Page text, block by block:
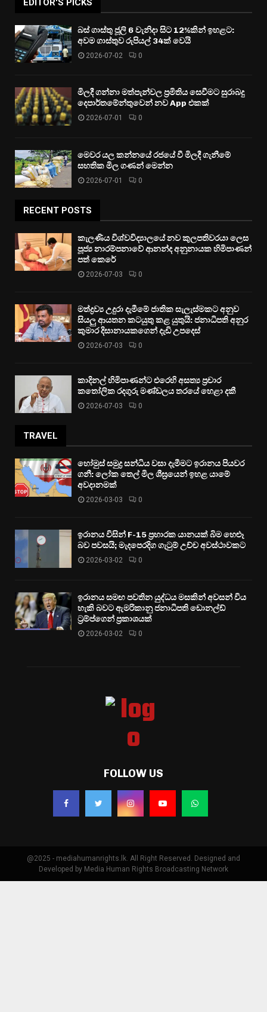
EDITOR'S PICKS
බස් ගාස්තු ජූලි 6 වැනිදා සිට 12%කින් ඉහළට:
අවම ගාස්තුව රුපියල් 34ක් වෙයි
2026-07-02 0
මිලදී ගන්නා මත්පැන්වල ප්‍රමිතිය සෙවීමට සුරාබදු
දෙපාර්තමේන්තුවෙන් නව App එකක්
2026-07-01 0
මෙවර යල කන්නයේ රජයේ වී මිලදී ගැනීමේ
සහතික මිල ගණන් මෙන්න
2026-07-01 0
RECENT POSTS
කැලණිය විශ්වවිද්‍යාලයේ නව කුලපතිවරයා ලෙස
පූජ්‍ය නාරම්පනාවේ ආනන්ද අනුනායක හිමිපාණන්
පත් කෙරේ
2026-07-03 0
මත්ද්‍රව්‍ය උදුරා දැමීමේ ජාතික සැලැස්මකට අනුව
සියලු ආයතන කටයුතු කළ යුතුයි: ජනාධිපති අනුර
කුමාර දිසානායකගෙන් දැඩි උපදෙස්
2026-07-03 0
කාදිනල් හිමිපාණන්ට එරෙහි අසත්‍ය ප්‍රචාර
කතෝලික රදගුරු මණ්ඩලය තරයේ හෙළා දකී
2026-07-03 0
TRAVEL
හෝමුස් සමුද්‍ර සන්ධිය වසා දැමීමට ඉරානය පියවර
ගනී: ලෝක තෙල් මිල ශීඝ්‍රයෙන් ඉහළ යාමේ
අවදානමක්
2026-03-03 0
ඉරානය විසින් F-15 ප්‍රහාරක යානයක් බිම හෙළූ
බව පවසයි; මැදපෙරදිග ගැටුම් උච්ච අවස්ථාවකට
2026-03-02 0
ඉරානය සමඟ පවතින යුද්ධය මසකින් අවසන් විය
හැකි බවට ඇමරිකානු ජනාධිපති ඩොනල්ඩ්
ට්‍රම්ප්ගෙන් ප්‍රකාශයක්
2026-03-02 0
FOLLOW US
@2025 - mediahumanrights.lk. All Right Reserved. Designed and
Developed by Media Human Rights Broadcasting Network